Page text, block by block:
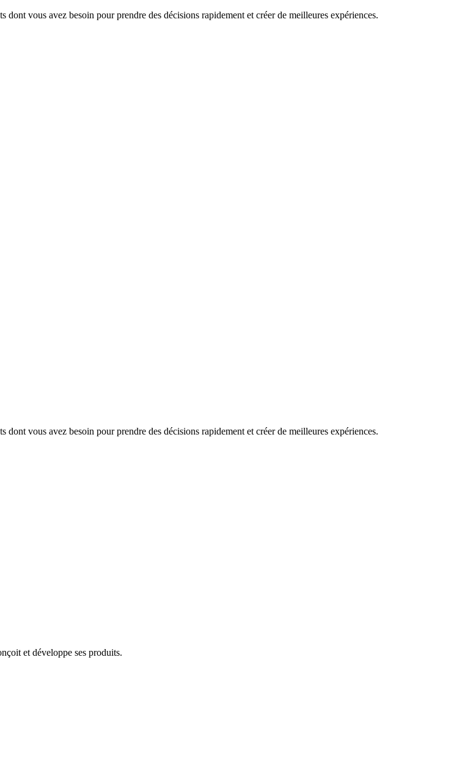
vous avez besoin pour prendre des décisions rapidement et créer de meilleures expériences.
vous avez besoin pour prendre des décisions rapidement et créer de meilleures expériences.
et développe ses produits.